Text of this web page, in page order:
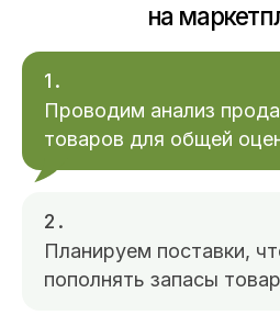
1.
Проводим анализ
товаров для общей
2.
Планируем поставки,
пополнять запасы
Продвижение на Яндекс
Онбординг
SEO-оптимизация
Продвижение на